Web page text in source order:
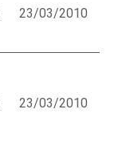
23/03/2010
23/03/2010